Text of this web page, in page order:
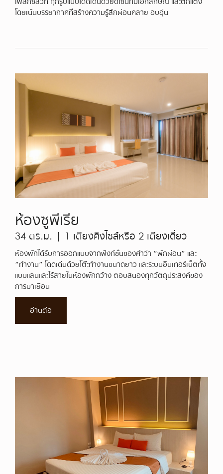
โดยเน้นบรรยากาศที่สร้างความรู้สึกผ่อนคลาย อบอุ่น
ห้องซูพีเรีย
34 ตร.ม. | 1 เตียงคิงไซส์หรือ 2 เตียงเดี่ยว
ห้องพักได้รับการออกแบบจากฟังก์ชั่นของคำว่า “พักผ่อน” และ
“ทำงาน” โดดเด่นด้วยโต๊ะทำงานขนาดยาว และระบบอินเทอร์เน็ตทั้ง
แบบแลนและไร้สายในห้องพักกว้าง ตอบสนองทุกวัตถุประสงค์ของ
การมาเยือน
อ่านต่อ